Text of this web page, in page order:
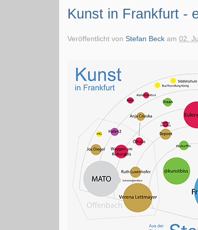
Kunst in Frankfurt -
Veröffentlicht vonStefan Beck am02.